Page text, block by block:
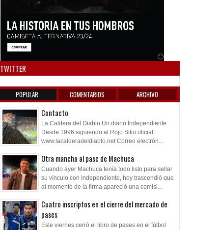
y que venga gente
TWITTER
POPULAR COMENTARIOS ARCHIVO
Contacto
La Caldera del Diablo Un diario Independiente
Desde 1996 siguiendo al Rojo Sitio oficial:
www.lacalderadeldiablo.net Correo electrón...
Otra mancha al pase de Machuca
Cuando ayer Machuca tenía todo listo para sellar
su vínculo con Independiente, hoy trascendió que
al momento de la firma apareció una comisi...
Cuatro inscriptos en el cierre del mercado de
pases
Este viernes cerró el libro de pases en el fútbol